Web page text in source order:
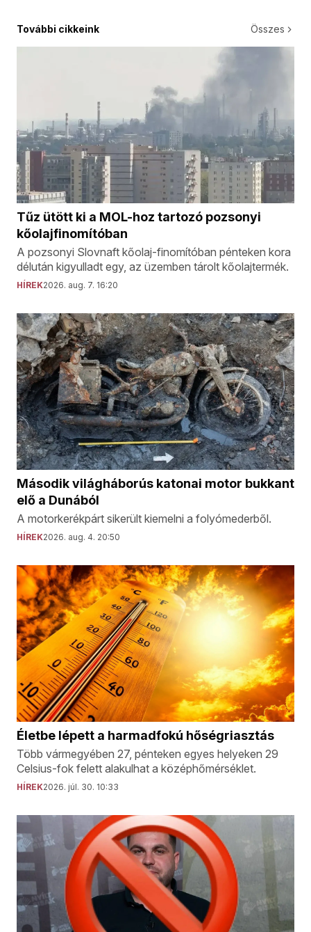
További cikkeink Összes
Tűz ütött ki a MOL-hoz tartozó pozsonyi
kőolajfinomítóban
A pozsonyi Slovnaft kőolaj-finomítóban pénteken kora
délután kigyulladt egy, az üzemben tárolt kőolajtermék.
HÍREK2026. aug. 7. 16:20
Második világháborús katonai motor bukkant
elő a Dunából
A motorkerékpárt sikerült kiemelni a folyómederből.
HÍREK2026. aug. 4. 20:50
Életbe lépett a harmadfokú hőségriasztás
Több vármegyében 27, pénteken egyes helyeken 29
Celsius-fok felett alakulhat a középhőmérséklet.
HÍREK2026. júl. 30. 10:33